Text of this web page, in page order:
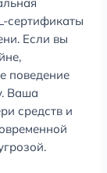
сертификаты
Если вы
поведение
Ваша
средств и